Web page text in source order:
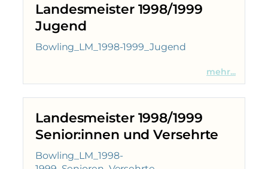
Landesmeister 1998/1999
Jugend
Bowling_LM_1998-1999_Jugend
mehr...
Landesmeister 1998/1999
Senior:innen und Versehrte
Bowling_LM_1998-